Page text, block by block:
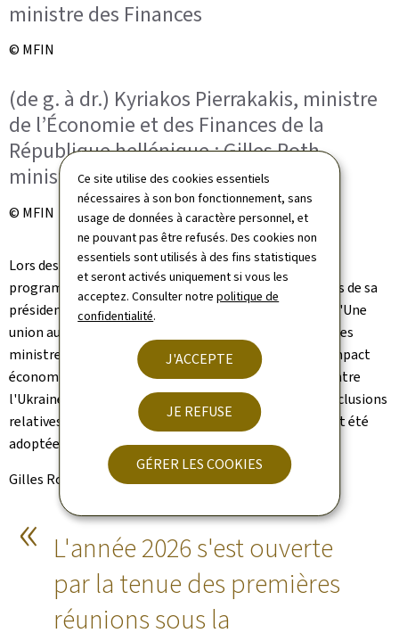
Ce site utilise des cookies essentiels
nécessaires à son bon fonctionnement, sans
usage de données à caractère personnel, et
ne pouvant pas être refusés. Des cookies non
essentiels sont utilisés à des fins statistiques
et seront activés uniquement si vous les
acceptez. Consulter notrepolitique de
confidentialité.
J'ACCEPTE
JE REFUSE
GÉRER LES COOKIES
ministre des Finances
© MFIN
(de g. à dr.) Kyriakos Pierrakakis, ministre
de l’Économie et des Finances de la
République hellénique ; Gilles Roth,
ministre des Finances
© MFIN
Lors des réunions de l'Ecofin, Chypre a présenté son
programme de travail ainsi que les principales priorités de sa
présidence du Conseil européen, placée sous la devise: "Une
union autonome – ouverte sur le monde". Par ailleurs, les
ministres des Finances ont reçu une mise à jour sur l'impact
économique et financier de l'agression de la Russie contre
l'Ukraine. Dans le cadre du Semestre européen, les conclusions
relatives au rapport 2026 sur le mécanisme d'alerte ont été
adoptées.
Gilles Roth commente:
L'année 2026 s'est ouverte
par la tenue des premières
réunions sous la